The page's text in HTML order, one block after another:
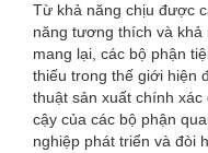
Từ khả năng chịu được
năng tương thích và khả
mang lại, các bộ phận
thiếu trong thế giới hiện
thuật sản xuất chính
cậy của các bộ phận
nghiệp phát triển và đòi